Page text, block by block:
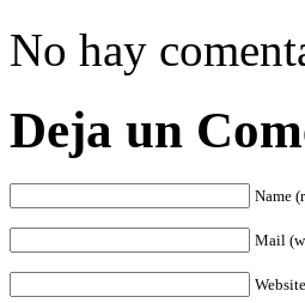
No hay
Deja un
Name
Mail
Website